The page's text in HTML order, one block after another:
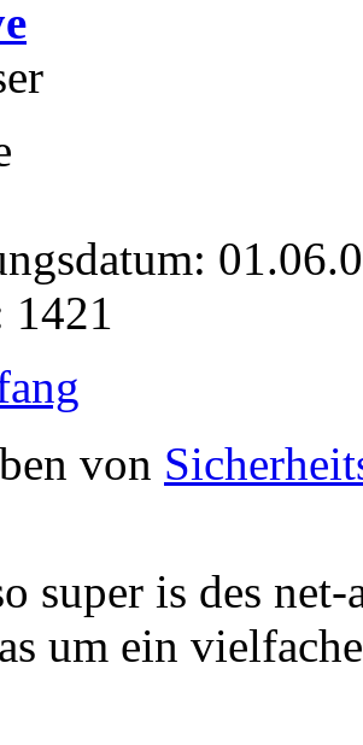
1421
von
super is des
um ein